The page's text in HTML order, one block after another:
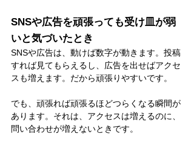
SNSや広告を頑張っても受け皿が弱
いと気づいたとき
SNSや広告は、動けば数字が動きます。投稿
すれば見てもらえるし、広告を出せばアクセ
スも増えます。だから頑張りやすいです。
でも、頑張れば頑張るほどつらくなる瞬間が
あります。それは、アクセスは増えるのに、
問い合わせが増えないときです。